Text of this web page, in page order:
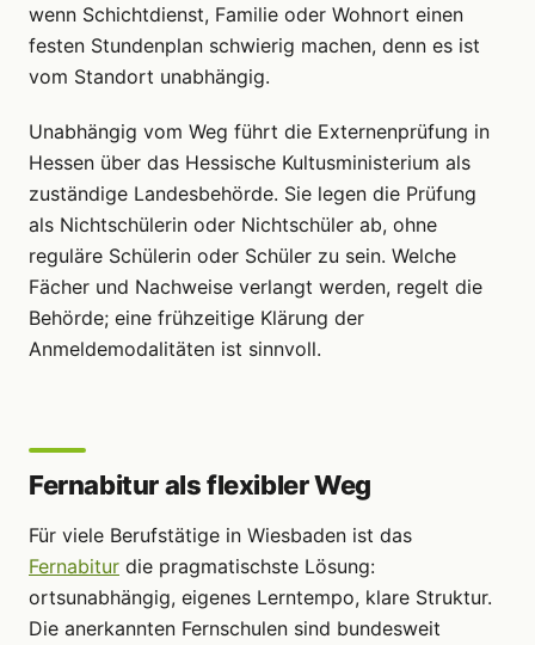
wenn Schichtdienst, Familie oder Wohnort einen
festen Stundenplan schwierig machen, denn es ist
vom Standort unabhängig.
Unabhängig vom Weg führt die Externenprüfung in
Hessen über das Hessische Kultusministerium als
zuständige Landesbehörde. Sie legen die Prüfung
als Nichtschülerin oder Nichtschüler ab, ohne
reguläre Schülerin oder Schüler zu sein. Welche
Fächer und Nachweise verlangt werden, regelt die
Behörde; eine frühzeitige Klärung der
Anmeldemodalitäten ist sinnvoll.
Fernabitur als flexibler Weg
Für viele Berufstätige in Wiesbaden ist das
Fernabitur die pragmatischste Lösung:
ortsunabhängig, eigenes Lerntempo, klare Struktur.
Die anerkannten Fernschulen sind bundesweit